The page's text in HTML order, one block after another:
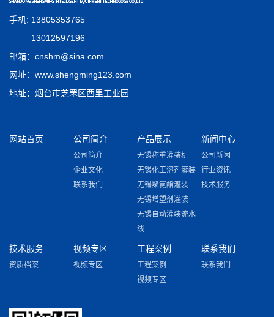
手机: 13805353765
13012597196
邮箱：cnshm@sina.com
网址：www.shengming123.com
地址：烟台市芝罘区西里工业园
网站首页 公司简介
公司简介
企业文化
联系我们
产品展示
无锡称重灌装机
无锡化工溶剂灌装
无锡聚氨酯灌装
无锡增塑剂灌装
无锡自动灌装流水
线
新闻中心
公司新闻
行业资讯
技术服务
技术服务
资质档案
视频专区
视频专区
工程案例
工程案例
视频专区
联系我们
联系我们